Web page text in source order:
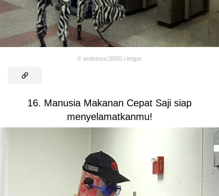
© andreouc3000 / imgur
16. Manusia Makanan Cepat Saji siap
menyelamatkanmu!